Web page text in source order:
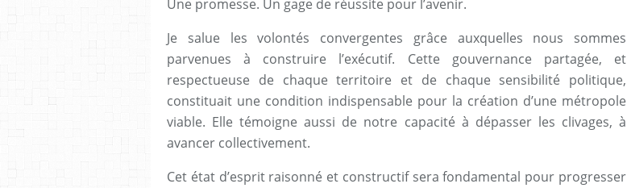
Une promesse. Un gage de réussite pour l’avenir.
Je salue les volontés convergentes grâce auxquelles nous sommes
parvenues à construire l’exécutif. Cette gouvernance partagée, et
respectueuse de chaque territoire et de chaque sensibilité politique,
constituait une condition indispensable pour la création d’une métropole
viable. Elle témoigne aussi de notre capacité à dépasser les clivages, à
avancer collectivement.
Cet état d’esprit raisonné et constructif sera fondamental pour progresser